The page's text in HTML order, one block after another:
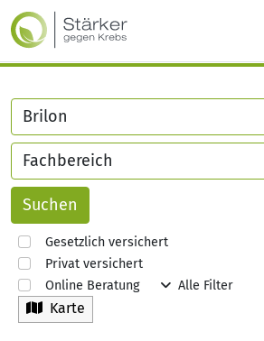
Gesetzlich versichert
Privat versichert
Online Beratung
Alle Filter
Karte